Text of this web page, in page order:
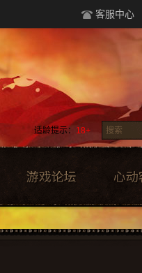
客服中心
适龄提示： 18+